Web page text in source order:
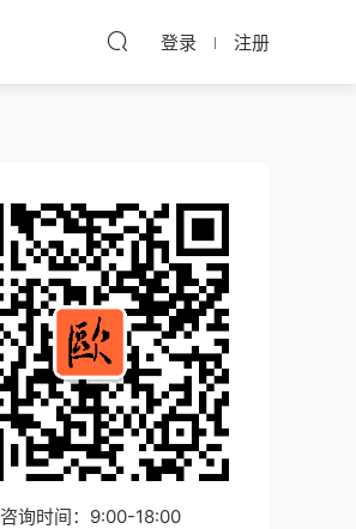
登录 注册
咨询时间：9:00-18:00